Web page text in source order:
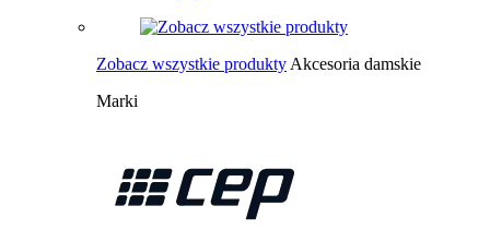
Zobacz wszystkie produkty Akcesoria damskie
Marki